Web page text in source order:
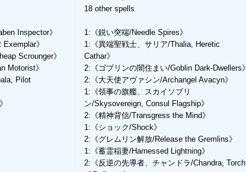
Inspector》
》
Scrounger》
Motorist》
Pilot
18 other spells
1:《鋭い突端/Needle Spires》
1:《異端聖戦士、サリア/Thalia, Heretic
Cathar》
2:《ゴブリンの闇住まい/Goblin Dark-Dwellers》
2:《大天使アヴァシン/Archangel Avacyn》
1:《領事の旗艦、スカイソブリ
ン/Skysovereign, Consul Flagship》
2:《精神背信/Transgress the Mind》
1:《ショック/Shock》
2:《グレムリン解放/Release the Gremlins》
1:《蓄霊稲妻/Harnessed Lightning》
2:《反逆の先導者、チャンドラ/Chandra, Torch